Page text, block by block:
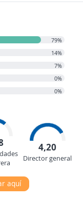
79%
14%
7%
0%
0%
4,20
Director general
aquí